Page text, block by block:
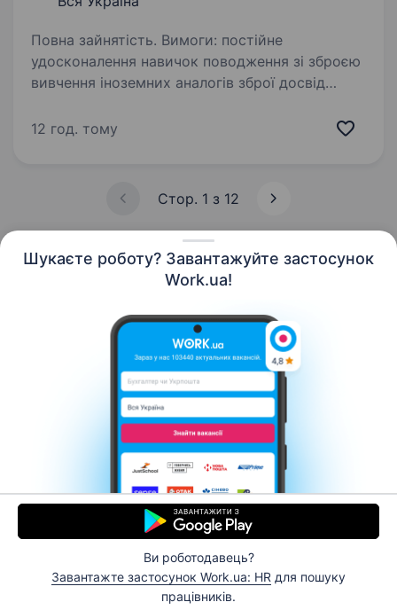
Шукаєте роботу? Завантажуйте застосунок
Work.ua!
Ви роботодавець?
Завантажте застосунок Work.ua: HR для пошуку
працівників.
Повна зайнятість. Вимоги: постійне
удосконалення навичок поводження зі зброєю
вивчення іноземних аналогів зброї досвід
роботи: мобілізація до кінця воєнного стану
12 год. тому
Стор. 1 з 12
Контакти Про нас
Кар’єра
Допомога Умови використання
© 2006–2026 Work.ua. Сервіс пошуку роботи №1 в